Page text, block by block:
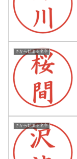
さから始まる名字
さから始まる名字